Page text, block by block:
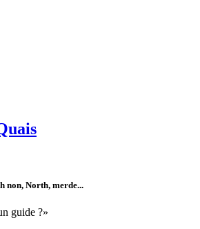
non, North, merde...
guide ?